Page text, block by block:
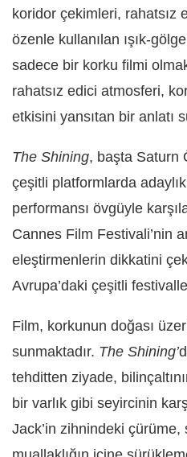
koridor çekimleri, rahatsız
özenle kullanılan ışık-
sadece bir korku filmi
rahatsız edici atmosferi,
etkisini yansıtan bir anlatı
The Shining, başta Saturn
çeşitli platformlarda
performansı övgüyle
Cannes Film Festivali’nin
eleştirmenlerin dikkatini
Avrupa’daki çeşitli
Film, korkunun doğası
sunmaktadır. The Shining’
tehditten ziyade,
bir varlık gibi seyircinin
Jack’in zihnindeki